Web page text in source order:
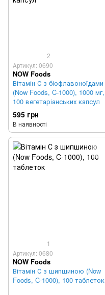
2
Артикул: 0690
NOW Foods
Вітамін С з біофлавоноїдами
(Now Foods, C-1000), 1000 мг,
100 вегетаріанських капсул
595 грн
В наявності
1
Артикул: 0680
NOW Foods
Вітамін С з шипшиною (Now
Foods, C-1000), 100 таблеток